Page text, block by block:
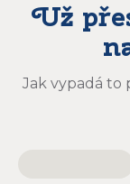
Už
Jak vypadá to